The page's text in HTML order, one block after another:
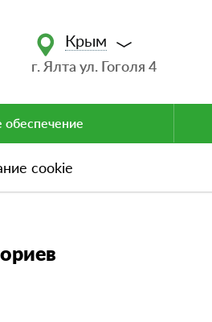
Крым
г. Ялта ул. Гоголя 4
cookie